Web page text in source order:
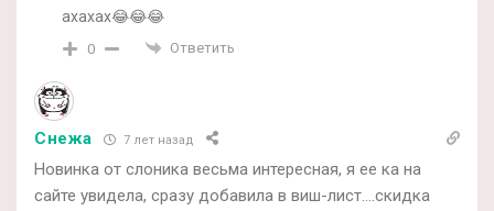
ахахах😂😂😂
0 Ответить
Снежа 7 лет назад
Новинка от слоника весьма интересная, я ее ка на
сайте увидела, сразу добавила в виш-лист….скидка